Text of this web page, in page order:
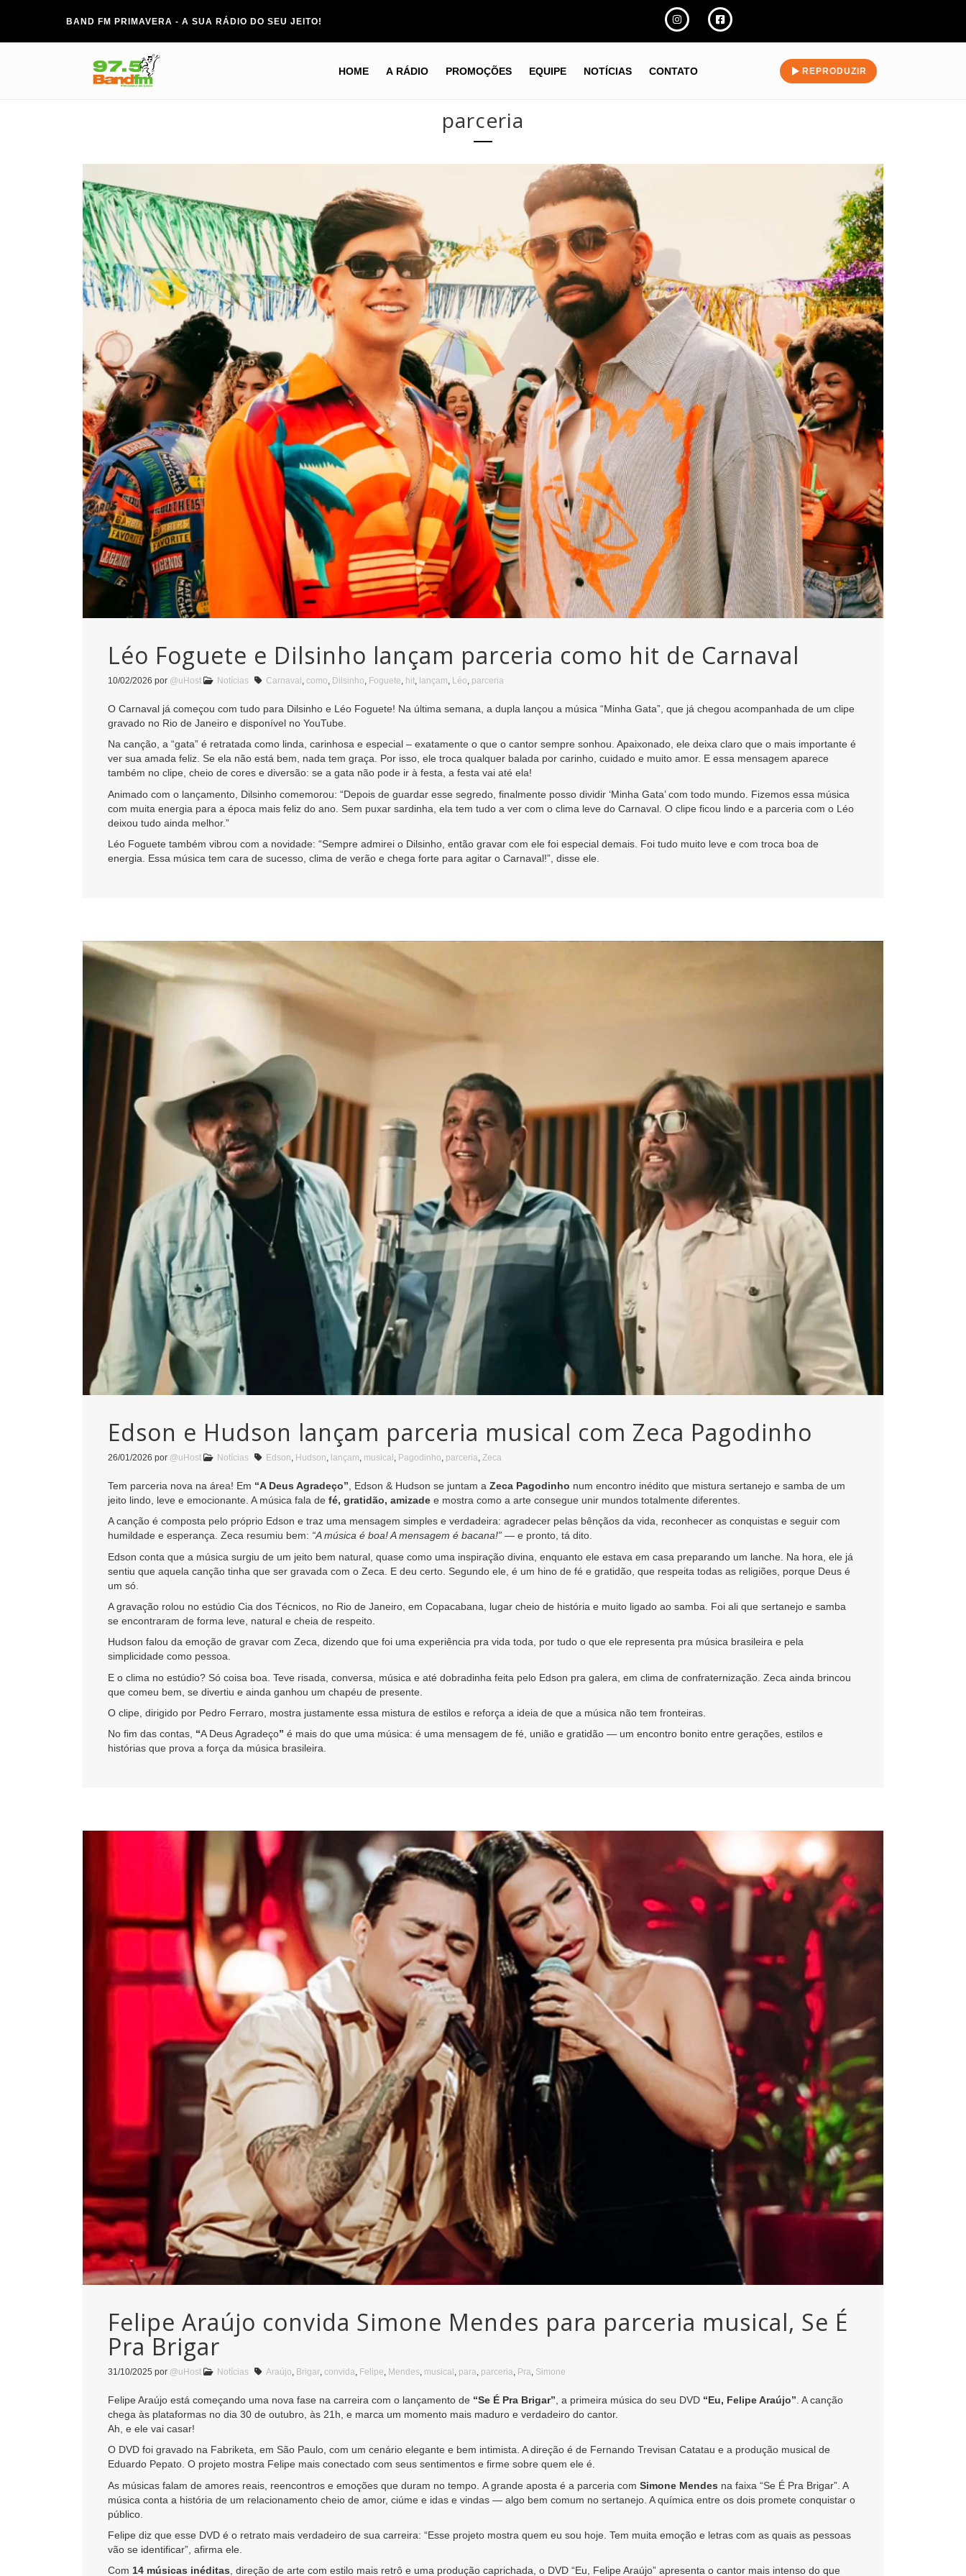
BAND FM PRIMAVERA - A SUA RÁDIO DO SEU JEITO!
HOME A RÁDIO PROMOÇÕES EQUIPE NOTÍCIAS CONTATO REPRODUZIR
parceria
Léo Foguete e Dilsinho lançam parceria como hit de Carnaval
10/02/2026 por @uHost Notícias Carnaval como Dilsinho Foguete hit lançam Léo parceria
O Carnaval já começou com tudo para Dilsinho e Léo Foguete! Na última semana, a dupla lançou a música “Minha Gata”, que já chegou acompanhada de um clipe
gravado no Rio de Janeiro e disponível no YouTube.
Na canção, a “gata” é retratada como linda, carinhosa e especial – exatamente o que o cantor sempre sonhou. Apaixonado, ele deixa claro que o mais importante é
ver sua amada feliz. Se ela não está bem, nada tem graça. Por isso, ele troca qualquer balada por carinho, cuidado e muito amor. E essa mensagem aparece
também no clipe, cheio de cores e diversão: se a gata não pode ir à festa, a festa vai até ela!
Animado com o lançamento, Dilsinho comemorou: “Depois de guardar esse segredo, finalmente posso dividir ‘Minha Gata’ com todo mundo. Fizemos essa música
com muita energia para a época mais feliz do ano. Sem puxar sardinha, ela tem tudo a ver com o clima leve do Carnaval. O clipe ficou lindo e a parceria com o Léo
deixou tudo ainda melhor.”
Léo Foguete também vibrou com a novidade: “Sempre admirei o Dilsinho, então gravar com ele foi especial demais. Foi tudo muito leve e com troca boa de
energia. Essa música tem cara de sucesso, clima de verão e chega forte para agitar o Carnaval!”, disse ele.
Edson e Hudson lançam parceria musical com Zeca Pagodinho
26/01/2026 por @uHost Notícias Edson Hudson lançam musical Pagodinho parceria Zeca
Tem parceria nova na área! Em “A Deus Agradeço” , Edson & Hudson se juntam a Zeca Pagodinho num encontro inédito que mistura sertanejo e samba de um
jeito lindo, leve e emocionante. A música fala de fé, gratidão, amizade e mostra como a arte consegue unir mundos totalmente diferentes.
A canção é composta pelo próprio Edson e traz uma mensagem simples e verdadeira: agradecer pelas bênçãos da vida, reconhecer as conquistas e seguir com
humildade e esperança. Zeca resumiu bem: “A música é boa! A mensagem é bacana!” — e pronto, tá dito.
Edson conta que a música surgiu de um jeito bem natural, quase como uma inspiração divina, enquanto ele estava em casa preparando um lanche. Na hora, ele já
sentiu que aquela canção tinha que ser gravada com o Zeca. E deu certo. Segundo ele, é um hino de fé e gratidão, que respeita todas as religiões, porque Deus é
um só.
A gravação rolou no estúdio Cia dos Técnicos, no Rio de Janeiro, em Copacabana, lugar cheio de história e muito ligado ao samba. Foi ali que sertanejo e samba
se encontraram de forma leve, natural e cheia de respeito.
Hudson falou da emoção de gravar com Zeca, dizendo que foi uma experiência pra vida toda, por tudo o que ele representa pra música brasileira e pela
simplicidade como pessoa.
E o clima no estúdio? Só coisa boa. Teve risada, conversa, música e até dobradinha feita pelo Edson pra galera, em clima de confraternização. Zeca ainda brincou
que comeu bem, se divertiu e ainda ganhou um chapéu de presente.
O clipe, dirigido por Pedro Ferraro, mostra justamente essa mistura de estilos e reforça a ideia de que a música não tem fronteiras.
No fim das contas, “A Deus Agradeço” é mais do que uma música: é uma mensagem de fé, união e gratidão — um encontro bonito entre gerações, estilos e
histórias que prova a força da música brasileira.
Felipe Araújo convida Simone Mendes para parceria musical, Se É
Pra Brigar
31/10/2025 por @uHost Notícias Araújo Brigar convida Felipe Mendes musical para parceria Pra Simone
Felipe Araújo está começando uma nova fase na carreira com o lançamento de “Se É Pra Brigar” , a primeira música do seu DVD “Eu, Felipe Araújo” . A canção
chega às plataformas no dia 30 de outubro, às 21h, e marca um momento mais maduro e verdadeiro do cantor.
Ah, e ele vai casar!
O DVD foi gravado na Fabriketa, em São Paulo, com um cenário elegante e bem intimista. A direção é de Fernando Trevisan Catatau e a produção musical de
Eduardo Pepato. O projeto mostra Felipe mais conectado com seus sentimentos e firme sobre quem ele é.
As músicas falam de amores reais, reencontros e emoções que duram no tempo. A grande aposta é a parceria com Simone Mendes na faixa “Se É Pra Brigar”. A
música conta a história de um relacionamento cheio de amor, ciúme e idas e vindas — algo bem comum no sertanejo. A química entre os dois promete conquistar o
público.
Felipe diz que esse DVD é o retrato mais verdadeiro de sua carreira: “Esse projeto mostra quem eu sou hoje. Tem muita emoção e letras com as quais as pessoas
vão se identificar”, afirma ele.
Com 14 músicas inéditas, direção de arte com estilo mais retrô e uma produção caprichada, o DVD “Eu, Felipe Araújo” apresenta o cantor mais intenso do que